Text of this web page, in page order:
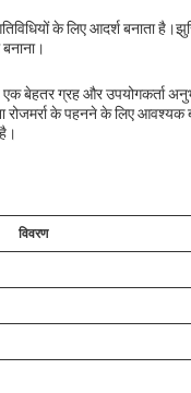
के लिए आदर्श बनाता
बेहतर ग्रह और उपयोगकर्ता
रोजमर्रा के पहनने के लिए
विवरण